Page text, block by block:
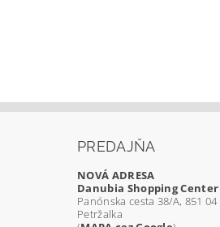
PREDAJŇA
NOVÁ ADRESA
Danubia Shopping Center
Panónska cesta 38/A, 851
Petržalka